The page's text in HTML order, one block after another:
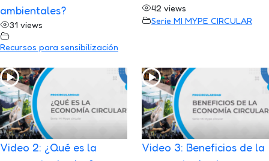
ambientales?
31 views
Recursos para sensibilización
42 views
Serie MI MYPE CIRCULAR
Video 2: ¿Qué es la
Video 3: Beneficios de la